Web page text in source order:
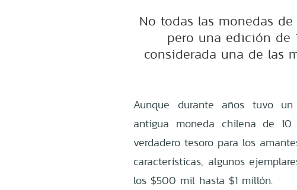
No todas las monedas
pero una edición de
considerada una de las
Aunque durante años tuvo
antigua moneda chilena de
verdadero tesoro para los
características, algunos
los $500 mil hasta $1 millón.